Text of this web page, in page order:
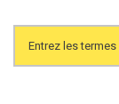
Search